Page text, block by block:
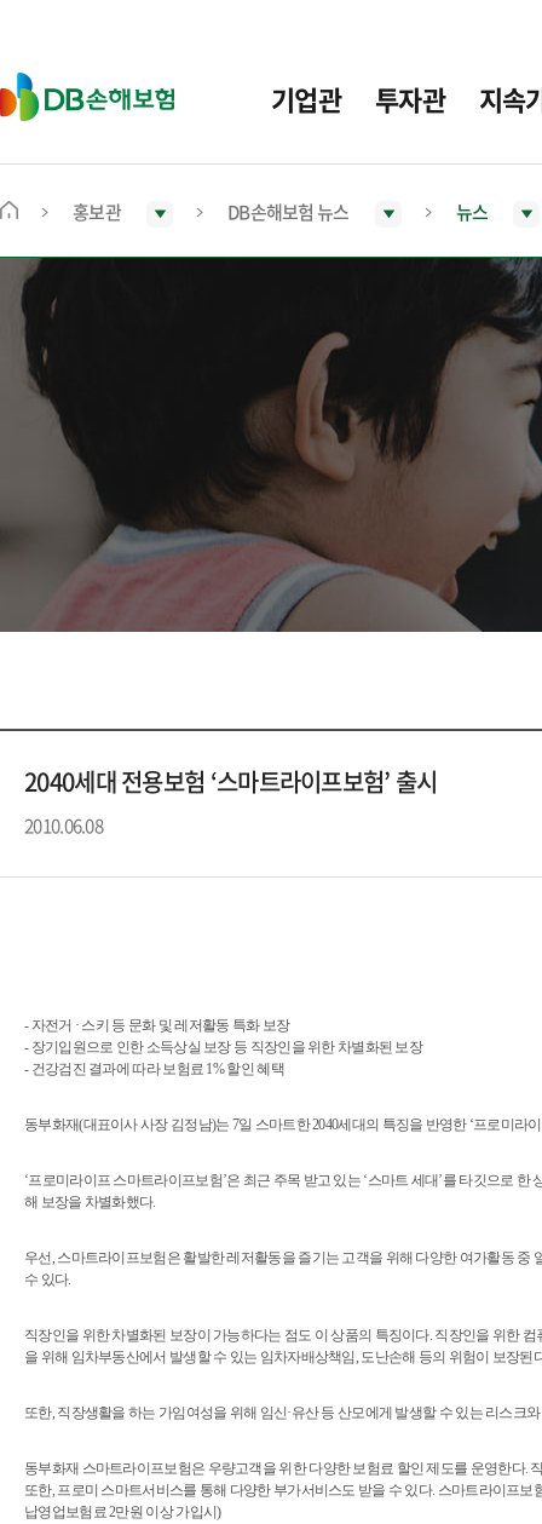
D
B
보
기업관 투자관 지속
메
홍보관 DB손해보험 뉴스 뉴스
2040세대 전용보험 ‘스마트라이프보험’ 출시
2010.06.08
- 자전거 · 스키 등 문화 및 레저활동 특화 보장
- 장기입원으로 인한 소득상실 보장 등 직장인을 위한 차별화된 보장
- 건강검진 결과에 따라 보험료 1% 할인 혜택
동부화재(대표이사 사장 김정남)는 7일 스마트한 2040세대의 특징을 반영한 ‘프로미라
‘프로미라이프 스마트라이프보험’은 최근 주목 받고 있는 ‘스마트 세대’를 타깃으로
해 보장을 차별화했다.
우선, 스마트라이프보험은 활발한 레저활동을 즐기는 고객을 위해 다양한 여가활동 중
수 있다.
직장인을 위한 차별화된 보장이 가능하다는 점도 이 상품의 특징이다. 직장인을 위한
을 위해 임차부동산에서 발생할 수 있는 임차자배상책임, 도난손해 등의 위험이 보장된
또한, 직장생활을 하는 가임여성을 위해 임신·유산 등 산모에게 발생할 수 있는 리스
동부화재 스마트라이프보험은 우량고객을 위한 다양한 보험료 할인 제도를 운영한다.
또한, 프로미 스마트서비스를 통해 다양한 부가서비스도 받을 수 있다. 스마트라이프
납영업보험료 2만원 이상 가입시)